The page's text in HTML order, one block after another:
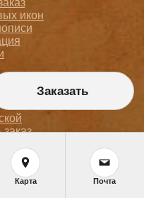
икон
заказ
данных
данных
Заказать
Карта Почта